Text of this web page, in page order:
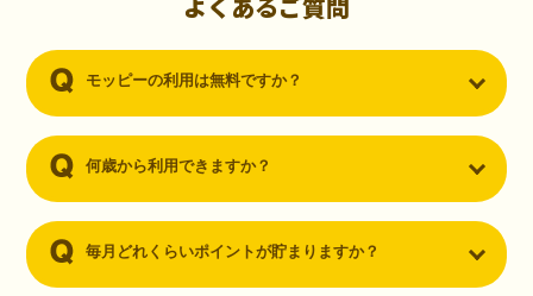
ーを知りました。クレジットカードを発行するだけでポイントが貯ま
るならと無料登録して、クレジットカードの発行やアプリダウンロー
モッピーの利用は無料ですか？
何歳から利用できますか？
毎月どれくらいポイントが貯まりますか？